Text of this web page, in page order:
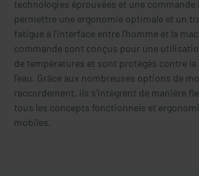
technologies éprouvées et une
permettre une ergonomie optimale et un
fatigue à l'interface entre l'homme et la
commande sont conçus pour une
de températures et sont protégés contre la
l'eau. Grâce aux nombreuses options de
raccordement, ils s'intègrent de manière
tous les concepts fonctionnels et
mobiles.